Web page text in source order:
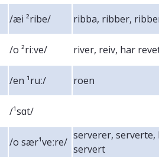
/æi ²ribe/ ribba, ribber,
/o ²riːve/ river, reiv, har
/en ¹ruː/ roen
/¹sɑt/
/o sær¹veːre/
serverer, serverte,
servert